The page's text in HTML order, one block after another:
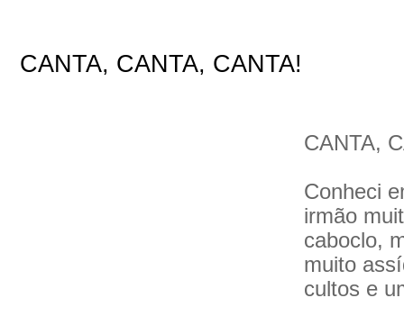
CANTA, CANTA, CANTA!
CANTA,
Conheci
irmão
caboclo,
muito
cultos e